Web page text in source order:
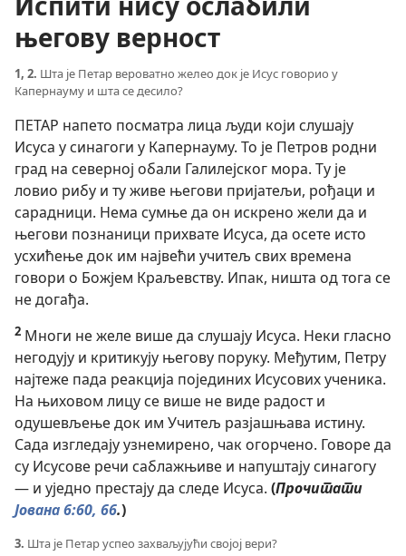
његову верност
1, 2. Шта је Петар вероватно желео док је Исус говорио у
Капернауму и шта се десило?
ПЕТАР напето посматра лица људи који слушају
Исуса у синагоги у Капернауму. То је Петров родни
град на северној обали Галилејског мора. Ту је
ловио рибу и ту живе његови пријатељи, рођаци и
сарадници. Нема сумње да он искрено жели да и
његови познаници прихвате Исуса, да осете исто
усхићење док им највећи учитељ свих времена
говори о Божјем Краљевству. Ипак, ништа од тога се
не догађа.
2 Многи не желе више да слушају Исуса. Неки гласно
негодују и критикују његову поруку. Међутим, Петру
најтеже пада реакција појединих Исусових ученика.
На њиховом лицу се више не виде радост и
одушевљење док им Учитељ разјашњава истину.
Сада изгледају узнемирено, чак огорчено. Говоре да
су Исусове речи саблажњиве и напуштају синагогу
— и уједно престају да следе Исуса. (Прочитати
Јована 6:60, 66.)
3. Шта је Петар успео захваљујући својој вери?